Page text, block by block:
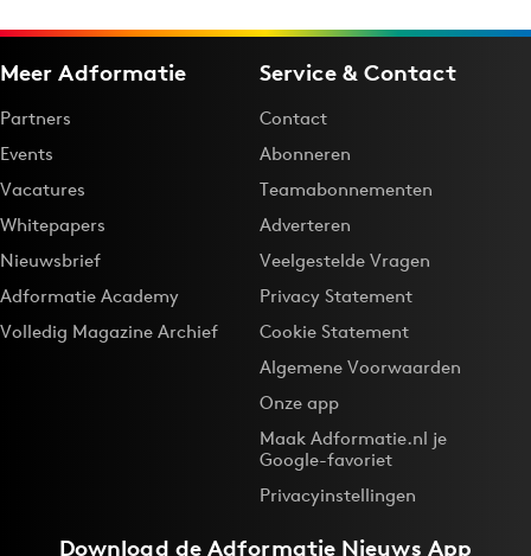
Campagnes
Carriere
Contentmarketing
Craft
Customer Experience
Data & Insights
Design
Digital transformation
Martech
Meer Adformatie
Partners
Events
Vacatures
Whitepapers
Nieuwsbrief
Adformatie Academy
Volledig Magazine Archief
Service & Contact
Contact
Abonneren
Teamabonnementen
Adverteren
Veelgestelde Vragen
Privacy Statement
Cookie Statement
Algemene Voorwaarden
Onze app
Maak Adformatie.nl je
Google-favoriet
Privacyinstellingen
Download deAdformatie Nieuws App